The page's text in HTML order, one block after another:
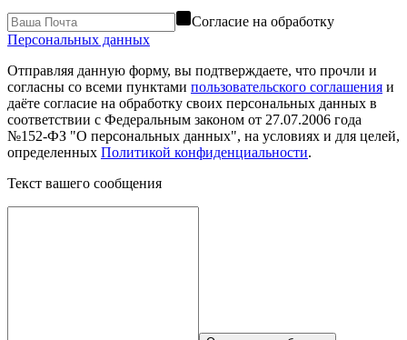
Согласие на обработку
Персональных данных
Отправляя данную форму, вы подтверждаете, что прочли и
согласны со всеми пунктами пользовательского соглашения и
даёте согласие на обработку своих персональных данных в
соответствии с Федеральным законом от 27.07.2006 года
№152-ФЗ "О персональных данных", на условиях и для целей,
определенных Политикой конфиденциальности.
Текст вашего сообщения